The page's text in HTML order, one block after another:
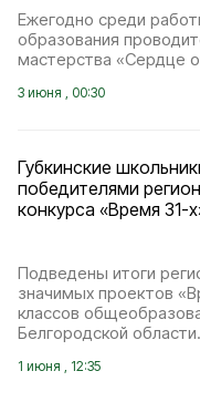
Ежегодно среди
образования
мастерства «Сердце
3 июня , 00:30
Губкинские
победителями
конкурса «Время 31-
Подведены итоги
значимых проектов
классов
Белгородской области.
1 июня , 12:35